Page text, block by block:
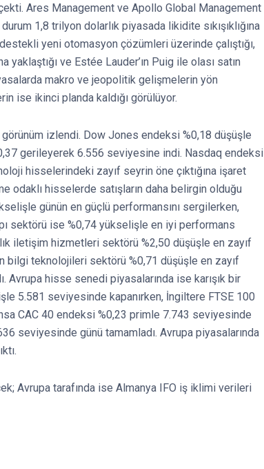
Ares Management ve Apollo Global Management
1,8 trilyon dolarlık piyasada likidite sıkışıklığına
yeni otomasyon çözümleri üzerinde çalıştığı,
yaklaştığı ve Estée Lauder’ın Puig ile olası satın
makro ve jeopolitik gelişmelerin yön
ise ikinci planda kaldığı görülüyor.
görünüm izlendi. Dow Jones endeksi %0,18 düşüşle
gerileyerek 6.556 seviyesine indi. Nasdaq endeksi
hisselerindeki zayıf seyrin öne çıktığına işaret
odaklı hisselerde satışların daha belirgin olduğu
günün en güçlü performansını sergilerken,
sektörü ise %0,74 yükselişle en iyi performans
iletişim hizmetleri sektörü %2,50 düşüşle en zayıf
bilgi teknolojileri sektörü %0,71 düşüşle en zayıf
hisse senedi piyasalarında ise karışık bir
5.581 seviyesinde kapanırken, İngiltere FTSE 100
CAC 40 endeksi %0,23 primle 7.743 seviyesinde
seviyesinde günü tamamladı. Avrupa piyasalarında
Avrupa tarafında ise Almanya IFO iş iklimi verileri